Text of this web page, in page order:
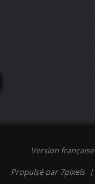
Version française
Propulsé par 7pixels |